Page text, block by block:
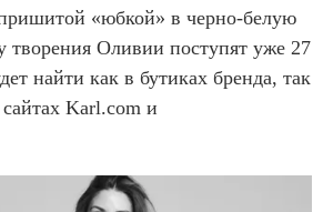
«юбкой» в черно-белую
творения Оливии поступят уже 27
найти как в бутиках бренда, так
Karl.com и